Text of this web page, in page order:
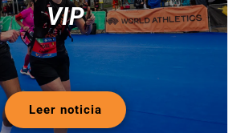
VIP
Leer noticia